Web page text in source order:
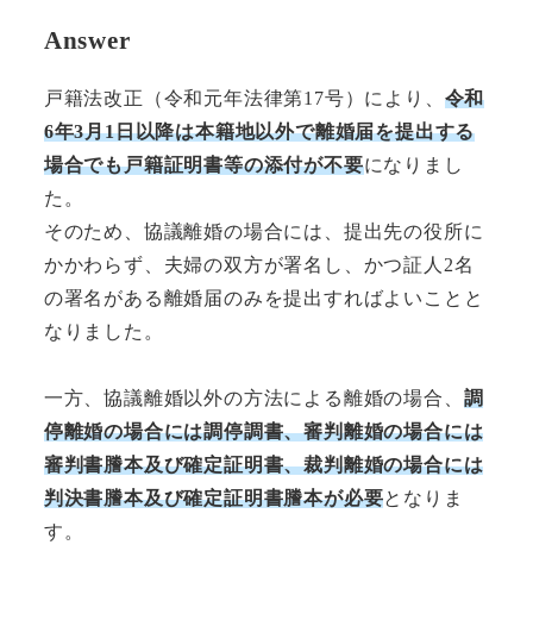
Answer
戸籍法改正（令和元年法律第17号）により、 令和
6年3月1日以降は本籍地以外で離婚届を提出する
場合でも戸籍証明書等の添付が不要になりまし
た。
そのため、協議離婚の場合には、提出先の役所に
かかわらず、夫婦の双方が署名し、かつ証人2名
の署名がある離婚届のみを提出すればよいことと
なりました。
一方、協議離婚以外の方法による離婚の場合、 調
停離婚の場合には調停調書、審判離婚の場合には
審判書謄本及び確定証明書、裁判離婚の場合には
判決書謄本及び確定証明書謄本が必要となりま
す。